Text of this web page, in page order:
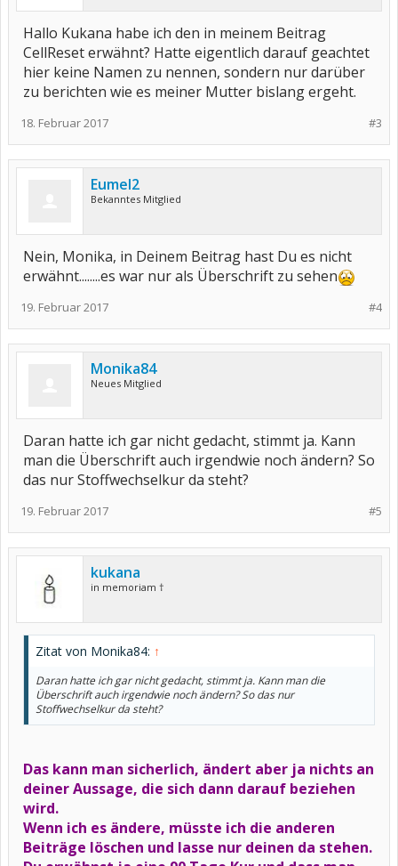
Hallo Kukana habe ich den in meinem Beitrag
CellReset erwähnt? Hatte eigentlich darauf geachtet
hier keine Namen zu nennen, sondern nur darüber
zu berichten wie es meiner Mutter bislang ergeht.
#3
18. Februar 2017
Eumel2
Bekanntes Mitglied
Nein, Monika, in Deinem Beitrag hast Du es nicht
erwähnt........es war nur als Überschrift zu sehen
#4
19. Februar 2017
Monika84
Neues Mitglied
Daran hatte ich gar nicht gedacht, stimmt ja. Kann
man die Überschrift auch irgendwie noch ändern? So
das nur Stoffwechselkur da steht?
#5
19. Februar 2017
kukana
in memoriam †
Zitat von Monika84: ↑
Daran hatte ich gar nicht gedacht, stimmt ja. Kann man die
Überschrift auch irgendwie noch ändern? So das nur
Stoffwechselkur da steht?
Das kann man sicherlich, ändert aber ja nichts an
deiner Aussage, die sich dann darauf beziehen
wird.
Wenn ich es ändere, müsste ich die anderen
Beiträge löschen und lasse nur deinen da stehen.